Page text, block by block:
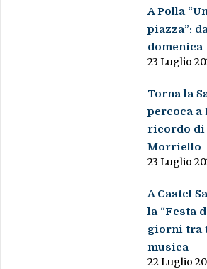
A Polla
piazza”:
domenica
23 Luglio
Torna la
percoca a
ricordo di
Morriello
23 Luglio
A Castel
la “Festa
giorni tra
musica
22 Luglio